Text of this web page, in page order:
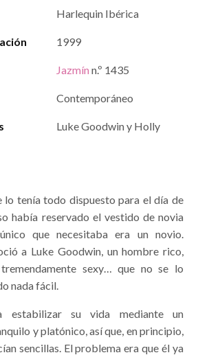
Harlequin Ibérica
1999
Jazmín n.º 1435
Contemporáneo
Luke Goodwin y Holly
lo tenía todo dispuesto para el día de
había reservado el vestido de novia
que necesitaba era un novio.
a Luke Goodwin, un hombre rico,
sexy… que no se lo
nada fácil.
estabilizar su vida mediante un
y platónico, así que, en principio,
sencillas. El problema era que él ya